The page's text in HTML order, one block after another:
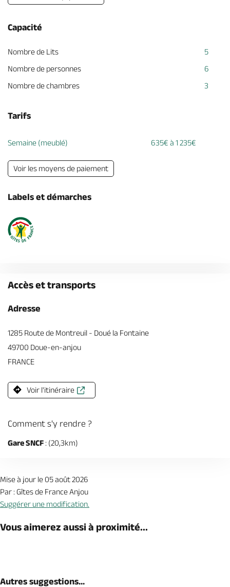
Capacité
Nombre de Lits
5
Nombre de personnes
6
Nombre de chambres
3
Tarifs
Semaine (meublé) 635€ à 1 235€
Voir les moyens de paiement
Labels et démarches
Accès et transports
Adresse
1285 Route de Montreuil - Doué la Fontaine
49700 Doue-en-anjou
FRANCE
Voir l'itinéraire
Comment s'y rendre ?
Gare SNCF : (20,3km)
Mise à jour le 05 août 2026
Par : Gîtes de France Anjou
Suggérer une modification.
Vous aimerez aussi à proximité...
Autres suggestions...